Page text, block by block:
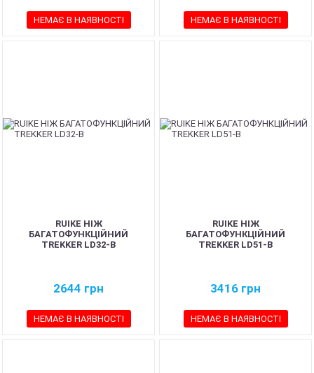
НЕМАЄ В НАЯВНОСТІ НЕМАЄ В НАЯВНОСТІ
RUIKE НІЖ
БАГАТОФУНКЦІЙНИЙ
TREKKER LD32-B
2644 грн
НЕМАЄ В НАЯВНОСТІ
RUIKE НІЖ
БАГАТОФУНКЦІЙНИЙ
TREKKER LD51-B
3416 грн
НЕМАЄ В НАЯВНОСТІ